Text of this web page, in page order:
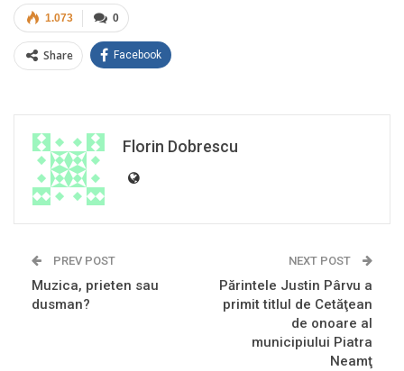
0
1.073
Share Facebook
Florin Dobrescu
PREV POST
Muzica, prieten sau
dusman?
NEXT POST
Părintele Justin Pârvu a
primit titlul de Cetăţean
de onoare al
municipiului Piatra
Neamţ